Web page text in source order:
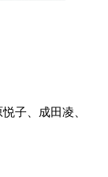
子、成田凌、